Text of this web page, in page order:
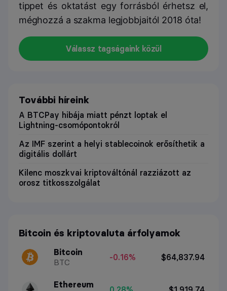
tippet és oktatást egy forrásból érhetsz el,
méghozzá a szakma legjobbjaitól 2018 óta!
Válassz tagságaink közül
További híreink
A BTCPay hibája miatt pénzt loptak el
Lightning-csomópontokról
Az IMF szerint a helyi stablecoinok erősíthetik a
digitális dollárt
Kilenc moszkvai kriptováltónál razziázott az
orosz titkosszolgálat
Bitcoin és kriptovaluta árfolyamok
Bitcoin
BTC
-0.16% $64,837.94
Ethereum